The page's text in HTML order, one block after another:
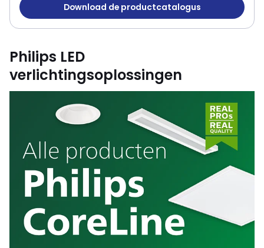
Philips productcatalogus
Download de productcatalogus
Philips LED
verlichtingsoplossingen